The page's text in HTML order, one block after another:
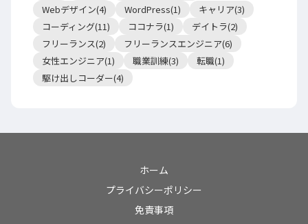
Webデザイン(4)
WordPress(1)
キャリア(3)
コーディング(11)
ココナラ(1)
デイトラ(2)
フリーランス(2)
フリーランスエンジニア(6)
女性エンジニア(1)
職業訓練(3)
転職(1)
駆け出しコーダー(4)
ホーム
プライバシーポリシー
免責事項